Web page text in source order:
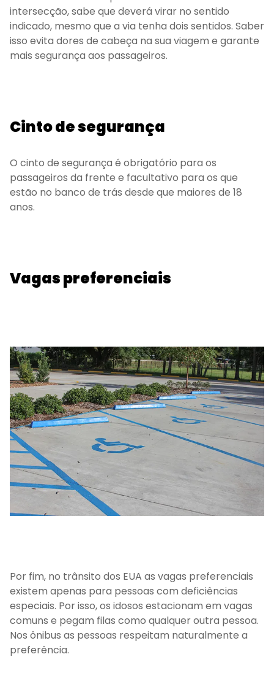
intersecção, sabe que deverá virar no sentido
indicado, mesmo que a via tenha dois sentidos. Saber
isso evita dores de cabeça na sua viagem e garante
mais segurança aos passageiros.
Cinto de segurança
O cinto de segurança é obrigatório para os
passageiros da frente e facultativo para os que
estão no banco de trás desde que maiores de 18
anos.
Vagas preferenciais
Por fim, no trânsito dos EUA as vagas preferenciais
existem apenas para pessoas com deficiências
especiais. Por isso, os idosos estacionam em vagas
comuns e pegam filas como qualquer outra pessoa.
Nos ônibus as pessoas respeitam naturalmente a
preferência.